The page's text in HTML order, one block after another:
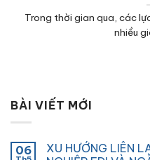
Trong thời gian qua, các
nhiều
BÀI VIẾT MỚI
06
XU HƯỚNG LIÊN